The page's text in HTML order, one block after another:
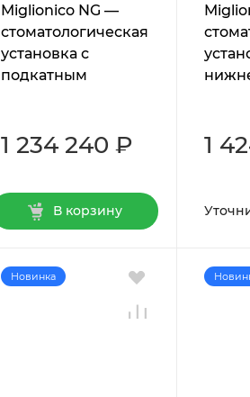
Miglionico NG —
стоматологическая
установка с
подкатным
1 234 240 ₽
В корзину
1
Новинка